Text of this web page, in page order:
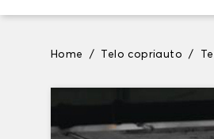
Home Telo copriauto